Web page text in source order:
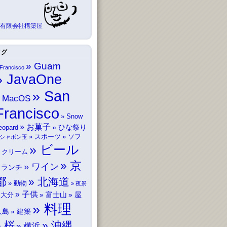
有限会社構築屋
Francisco Guam
JavaOne
MacOS
San
Snow
お菓子 ひな祭り
シャボン玉 スポーツ ソフ
クリーム ビール
ランチ ワイン
京
動物 北海道 夜景
大分 子供 富士山 屋
島 建築 料理